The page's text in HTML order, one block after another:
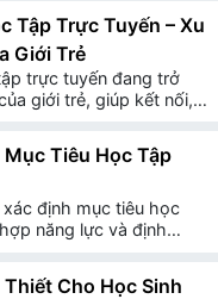
trong cam kết trách
— tập trung hỗ trợ
bảo sự minh bạch
trình.
cảnh khó khăn
tài chính. Áp dụng
& vận hành –
Tập Trực Tuyến – Xu
Giới Trẻ
trực tuyến đang trở
giới trẻ, giúp kết nối,
Tiêu Học Tập
định mục tiêu học
năng lực và định
vững.
Thiết Cho Học Sinh